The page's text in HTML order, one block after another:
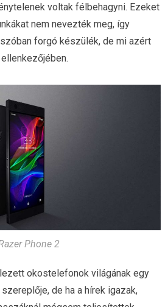
voltak félbehagyni. Ezeket
nem nevezték meg, így
forgó készülék, de mi azért
Phone 2
okostelefonok világának egy
de ha a hírek igazak,